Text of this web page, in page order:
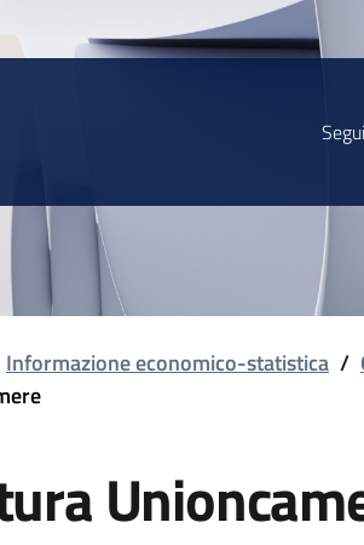
Informazione economico-statistica /